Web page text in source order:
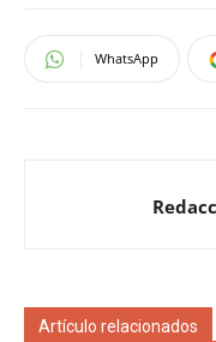
WhatsApp
Artículo relacionados